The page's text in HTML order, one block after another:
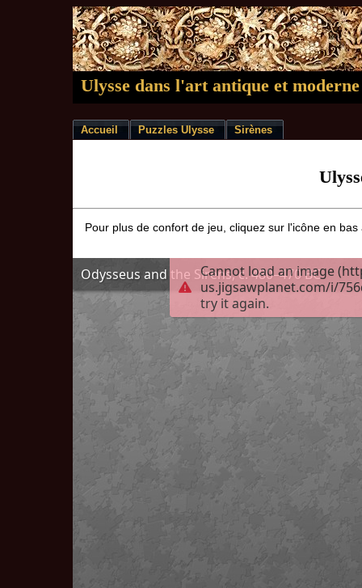
Ulysse dans l'art antique et moderne
Accueil Puzzles Ulysse Sirènes
Pour plus de confort de jeu, cliquez sur l'icône en